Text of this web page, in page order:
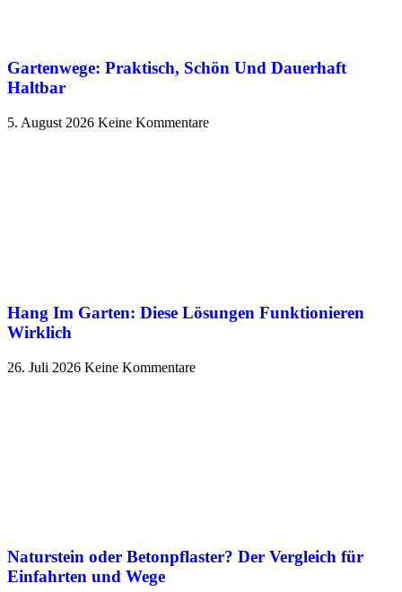
Gartenwege: Praktisch, Schön Und Dauerhaft
Haltbar
5. August 2026 Keine Kommentare
Hang Im Garten: Diese Lösungen Funktionieren
Wirklich
26. Juli 2026 Keine Kommentare
Naturstein oder Betonpflaster? Der Vergleich für
Einfahrten und Wege